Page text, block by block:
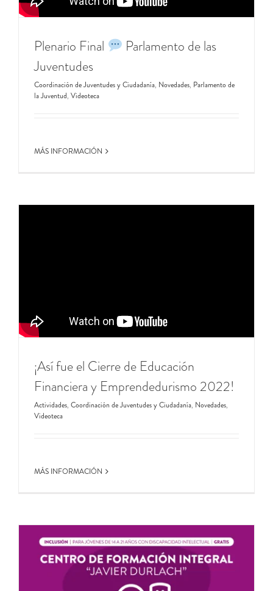
Plenario Final
Parlamento de las
Juventudes
Coordinación de Juventudes y Ciudadanía, Novedades, Parlamento de
la Juventud, Videoteca
MÁS INFORMACIÓN
¡Así fue el Cierre de Educación
Financiera y Emprendedurismo 2022!
Actividades, Coordinación de Juventudes y Ciudadanía, Novedades,
Videoteca
MÁS INFORMACIÓN